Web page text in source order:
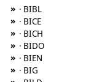
» · BIBL
» · BICE
» · BICH
» · BIDO
» · BIEN
» · BIG